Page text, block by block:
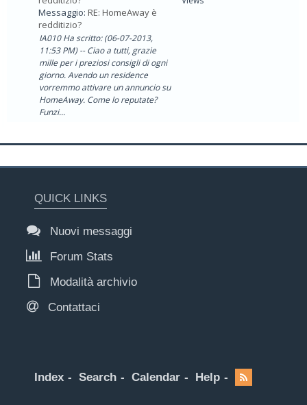
Messaggio: RE: HomeAway è
redditizio?
IA010 Ha scritto: (06-07-2013,
11:53 PM) -- Ciao a tutti, grazie
mille per i preziosi consigli di ogni
giorno. Avendo un residence
vorremmo attivare un annuncio su
HomeAway. Come lo reputate?
Funzi...
QUICK LINKS
Nuovi messaggi
Forum Stats
Modalità archivio
Contattaci
Index Search Calendar Help